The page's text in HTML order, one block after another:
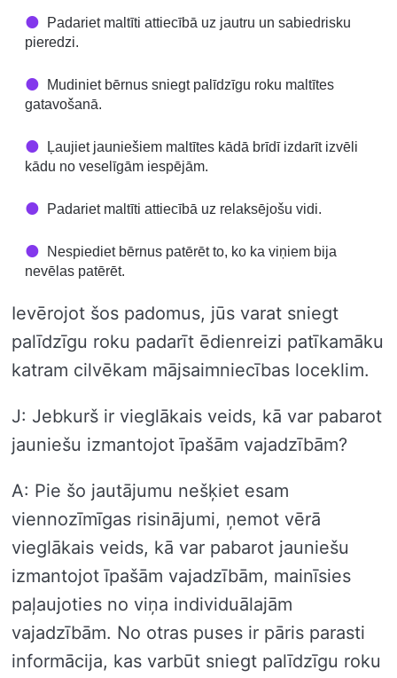
Padariet maltīti attiecībā uz jautru un sabiedrisku
pieredzi.
Mudiniet bērnus sniegt palīdzīgu roku maltītes
gatavošanā.
Ļaujiet jauniešiem maltītes kādā brīdī izdarīt izvēli
kādu no veselīgām iespējām.
Padariet maltīti attiecībā uz relaksējošu vidi.
Nespiediet bērnus patērēt to, ko ka viņiem bija
nevēlas patērēt.
Ievērojot šos padomus, jūs varat sniegt
palīdzīgu roku padarīt ēdienreizi patīkamāku
katram cilvēkam mājsaimniecības loceklim.
J: Jebkurš ir vieglākais veids, kā var pabarot
jauniešu izmantojot īpašām vajadzībām?
A: Pie šo jautājumu nešķiet esam
viennozīmīgas risinājumi, ņemot vērā
vieglākais veids, kā var pabarot jauniešu
izmantojot īpašām vajadzībām, mainīsies
paļaujoties no viņa individuālajām
vajadzībām. No otras puses ir pāris parasti
informācija, kas varbūt sniegt palīdzīgu roku